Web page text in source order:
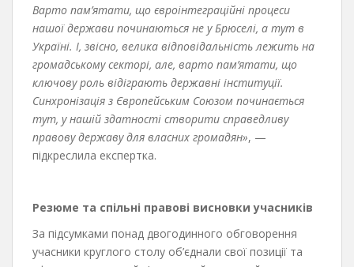
Варто пам’ятати, що євроінтеграційні процеси
нашої держави починаються не у Брюселі, а тут в
Україні. І, звісно, велика відповідальність лежить на
громадському секторі, але, варто пам’ятати, що
ключову роль відіграють державні інституції.
Синхронізація з Європейським Союзом починається
тут, у нашій здатності створити справедливу
правову державу для власних громадян», —
підкреслила експертка.
Резюме та спільні правові висновки учасників
За підсумками понад двогодинного обговорення
учасники круглого столу об’єднали свої позиції та